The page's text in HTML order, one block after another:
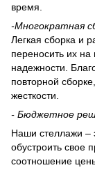
время.
-Многократная
Легкая сборка и
переносить их на
надежности.
повторной
жесткости.
- Бюджетное
Наши стеллажи –
обустроить свое
соотношение